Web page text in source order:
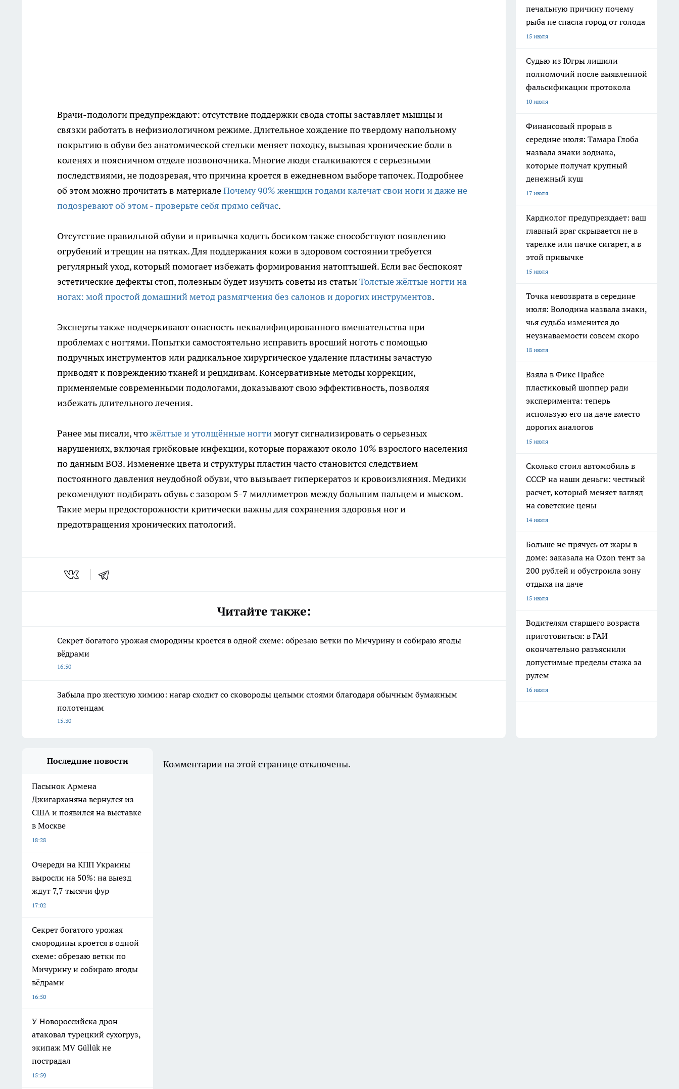
Врачи-подологи предупреждают: отсутствие поддержки свода стопы заставляет мышцы и
связки работать в нефизиологичном режиме. Длительное хождение по твердому напольному
покрытию в обуви без анатомической стельки меняет походку, вызывая хронические боли в
коленях и поясничном отделе позвоночника. Многие люди сталкиваются с серьезными
последствиями, не подозревая, что причина кроется в ежедневном выборе тапочек. Подробнее
об этом можно прочитать в материалеПочему 90% женщин годами калечат свои ноги и даже не
подозревают об этом - проверьте себя прямо сейчас.
Отсутствие правильной обуви и привычка ходить босиком также способствуют появлению
огрубений и трещин на пятках. Для поддержания кожи в здоровом состоянии требуется
регулярный уход, который помогает избежать формирования натоптышей. Если вас беспокоят
эстетические дефекты стоп, полезным будет изучить советы из статьиТолстые жёлтые ногти на
ногах: мой простой домашний метод размягчения без салонов и дорогих инструментов.
Эксперты также подчеркивают опасность неквалифицированного вмешательства при
проблемах с ногтями. Попытки самостоятельно исправить вросший ноготь с помощью
подручных инструментов или радикальное хирургическое удаление пластины зачастую
приводят к повреждению тканей и рецидивам. Консервативные методы коррекции,
применяемые современными подологами, доказывают свою эффективность, позволяя
избежать длительного лечения.
Ранее мы писали, чтожёлтые и утолщённые ногтимогут сигнализировать о серьезных
нарушениях, включая грибковые инфекции, которые поражают около 10% взрослого населения
по данным ВОЗ. Изменение цвета и структуры пластин часто становится следствием
постоянного давления неудобной обуви, что вызывает гиперкератоз и кровоизлияния. Медики
рекомендуют подбирать обувь с зазором 5-7 миллиметров между большим пальцем и мыском.
Такие меры предосторожности критически важны для сохранения здоровья ног и
предотвращения хронических патологий.
Читайте также:
Секрет богатого урожая смородины кроется в одной схеме: обрезаю ветки по Мичурину и собираю ягоды
вёдрами
16:50
Забыла про жесткую химию: нагар сходит со сковороды целыми слоями благодаря обычным бумажным
полотенцам
15:30
печальную причину почему
рыба не спасла город от голода
15 июля
Судью из Югры лишили
полномочий после выявленной
фальсификации протокола
10 июля
Финансовый прорыв в
середине июля: Тамара Глоба
назвала знаки зодиака,
которые получат крупный
денежный куш
17 июля
Кардиолог предупреждает: ваш
главный враг скрывается не в
тарелке или пачке сигарет, а в
этой привычке
15 июля
Точка невозврата в середине
июля: Володина назвала знаки,
чья судьба изменится до
неузнаваемости совсем скоро
18 июля
Взяла в Фикс Прайсе
пластиковый шоппер ради
эксперимента: теперь
использую его на даче вместо
дорогих аналогов
15 июля
Сколько стоил автомобиль в
СССР на наши деньги: честный
расчет, который меняет взгляд
на советские цены
14 июля
Больше не прячусь от жары в
доме: заказала на Ozon тент за
200 рублей и обустроила зону
отдыха на даче
15 июля
Водителям старшего возраста
приготовиться: в ГАИ
окончательно разъяснили
допустимые пределы стажа за
рулем
16 июля
Последние новости
Пасынок Армена
Джигарханяна вернулся из
США и появился на выставке
в Москве
18:28
Очереди на КПП Украины
выросли на 50%: на выезд
ждут 7,7 тысячи фур
17:02
Секрет богатого урожая
смородины кроется в одной
схеме: обрезаю ветки по
Мичурину и собираю ягоды
вёдрами
16:50
У Новороссийска дрон
атаковал турецкий сухогруз,
экипаж MV Güllük не
пострадал
15:59
Комментарии на этой странице отключены.